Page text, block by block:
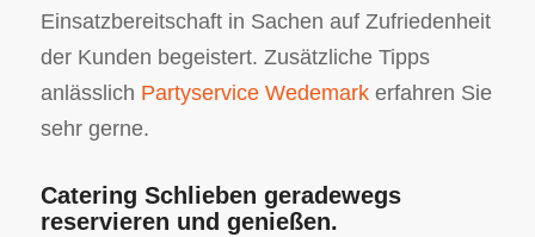
Einsatzbereitschaft in Sachen auf Zufriedenheit
der Kunden begeistert. Zusätzliche Tipps
anlässlich Partyservice Wedemarkerfahren Sie
sehr gerne.
Catering Schlieben geradewegs
reservieren und genießen.